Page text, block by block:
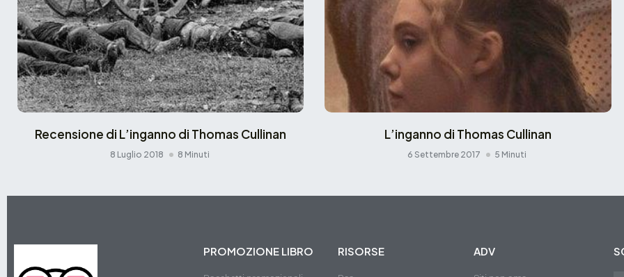
Recensione di L’inganno di Thomas Cullinan
8 Luglio 2018 8 Minuti
L’inganno di Thomas Cullinan
6 Settembre 2017 5 Minuti
PROMOZIONE LIBRO RISORSE ADV